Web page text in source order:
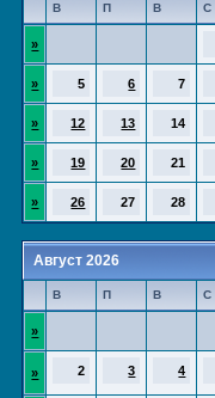
В П В С
»
» 5 6 7
» 12 13 14
» 19 20 21
» 26 27 28
Август 2026
В П В С
»
» 2 3 4